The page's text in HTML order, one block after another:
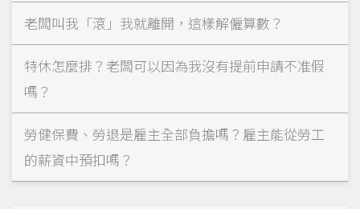
老闆叫我「滾」我就離開，這樣解僱算數？
特休怎麼排？老闆可以因為我沒有提前申請不准假
嗎？
勞健保費、勞退是雇主全部負擔嗎？雇主能從勞工
的薪資中預扣嗎？